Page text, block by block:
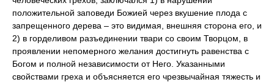
положительной заповеди Божией через вкушение плода с
запрещенного дерева – это видимая, внешняя сторона его, и
2) в горделивом разъединении твари со своим Творцом, в
проявлении непомерного желания достигнуть равенства с
Богом и полной независимости от Него. Указанными
свойствами греха и объясняется его чрезвычайная тяжесть и